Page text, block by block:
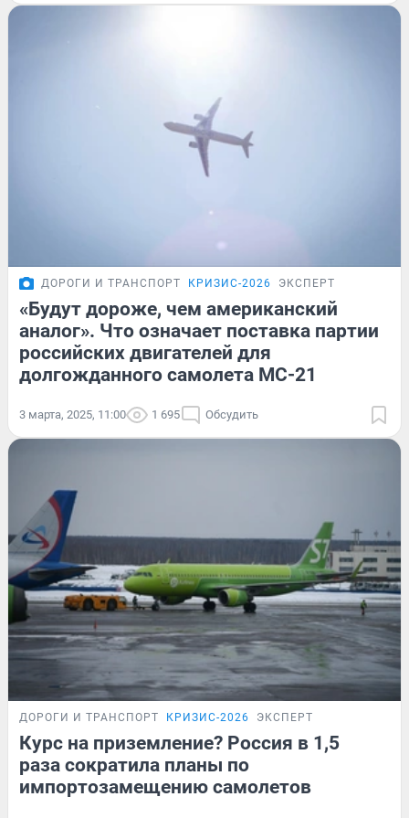
ДОРОГИ И ТРАНСПОРТ КРИЗИС-2026 ЭКСПЕРТ
«Будут дороже, чем американский
аналог». Что означает поставка партии
российских двигателей для
долгожданного самолета МС-21
3 марта, 2025, 11:00 1 695 Обсудить
ДОРОГИ И ТРАНСПОРТ КРИЗИС-2026 ЭКСПЕРТ
Курс на приземление? Россия в 1,5
раза сократила планы по
импортозамещению самолетов